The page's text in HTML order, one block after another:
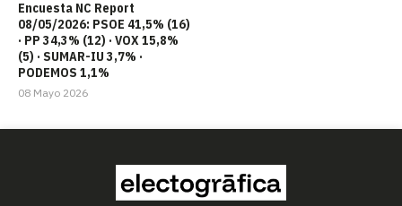
Encuesta NC Report
08/05/2026: PSOE 41,5% (16)
· PP 34,3% (12) · VOX 15,8%
(5) · SUMAR-IU 3,7% ·
PODEMOS 1,1%
08 Mayo 2026